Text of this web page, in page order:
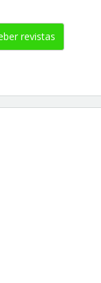
revistas